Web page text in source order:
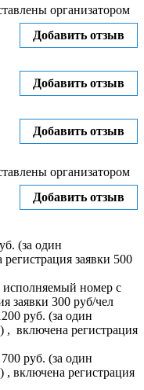
организатором
Добавить отзыв
Добавить отзыв
Добавить отзыв
организатором
Добавить отзыв
(за один
заявки 500
исполняемый номер с
заявки 300 руб/чел
руб. (за один
, включена регистрация
руб. (за один
, включена регистрация